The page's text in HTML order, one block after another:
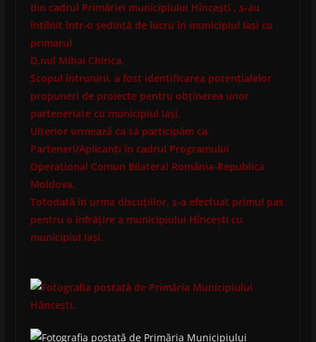
din cadrul Primăriei municipiului Hîncești , s-au
întîlnit într-o ședință de lucru în municipiul Iași cu
primarul
D.nul Mihai Chirica.
Scopul întrunirii, a fost identificarea potențialelor
propuneri de proiecte pentru obținerea unor
parteneriate cu municipiul Iași.
Ulterior urmează ca să participăm ca
Parteneri/Aplicanți în cadrul Programului
Operațional Comun Bilateral România-Republica
Moldova.
Totodată în urma discuțiilor, s-a efectuat primul pas
pentru o înfrățire a municipiului Hîncești cu
municipiul Iași.